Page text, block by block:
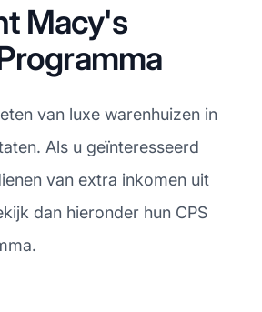
Macy's
van luxe warenhuizen in
Als u geïnteresseerd
van extra inkomen uit
dan hieronder hun CPS